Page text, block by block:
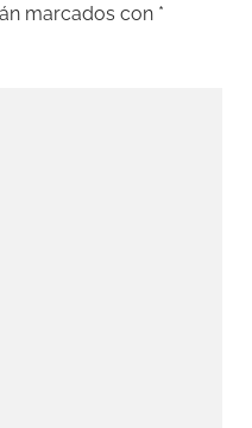
marcados con *